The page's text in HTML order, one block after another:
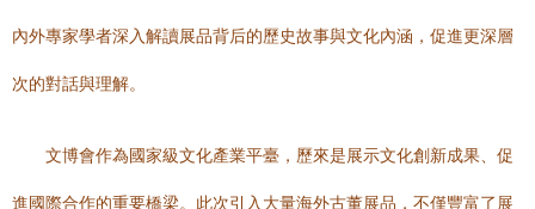
內外專家學者深入解讀展品背后的歷史故事與文化內涵，促進更深層
次的對話與理解。
文博會作為國家級文化產業平臺，歷來是展示文化創新成果、促
進國際合作的重要橋梁。此次引入大量海外古董展品，不僅豐富了展